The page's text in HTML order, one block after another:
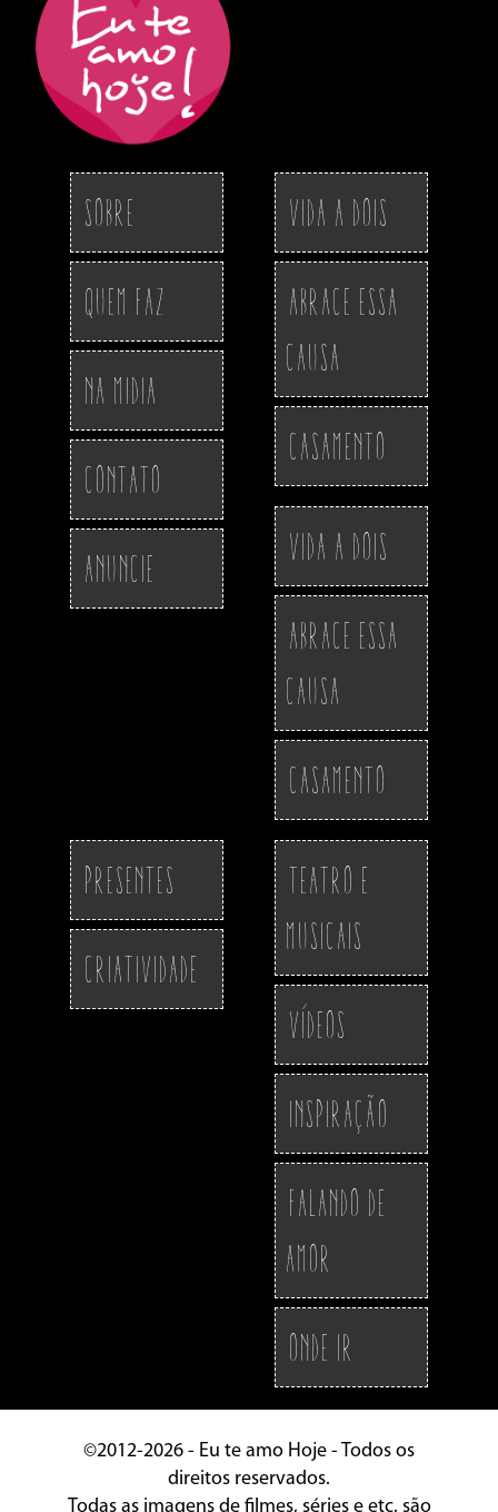
Sobre
Quem Faz
Na Midia
Contato
Anuncie
Vida a Dois
Abrace essa
Causa
Casamento
Vida a Dois
Abrace essa
Causa
Casamento
Presentes
Criatividade
Teatro e
Musicais
Vídeos
Inspiração
Falando de
Amor
Onde ir
©2012-2026 - Eu te amo Hoje - Todos os
direitos reservados.
Todas as imagens de filmes, séries e etc. são